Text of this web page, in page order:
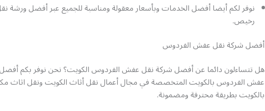
نوفر لكم أيضا أفضل الخدمات وبأسعار معقولة ومناسبة للجميع عبر أفضل
رخيص.
أفضل شركة نقل عفش الفردوس
هل تتساءلون دائما عن أفضل شركة نقل عفش الفردوس الكويت؟ نحن نوفر بكم
عفش الفردوس بالكويت المتخصصة في مجال أعمال نقل أثاث الكويت ونقل اثاث
بالكويت بطريقة محترفة ومضمونة.